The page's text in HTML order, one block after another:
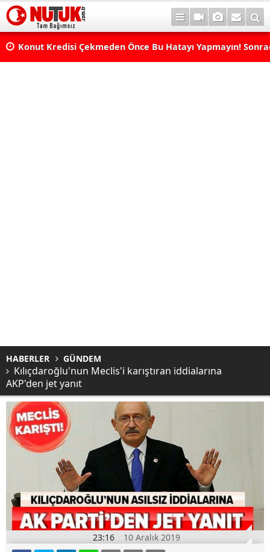
Konut Kredisi Çekmeden Önce Bu Hatayı Yapmayın!
HABERLER GÜNDEM
Kılıçdaroğlu'nun Meclis'i karıştıran iddialarına
AKP'den jet yanıt
23:16 10 Aralık 2019